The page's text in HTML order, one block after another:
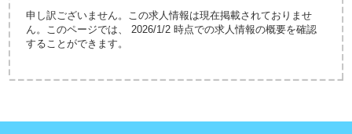
申し訳ございません。この求人情報は現在掲載されておりませ
ん。このページでは、 2026/1/2 時点での求人情報の概要を確認
することができます。